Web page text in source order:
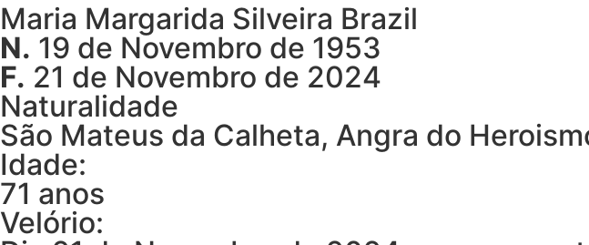
Maria Margarida Silveira Brazil
N. 19 de Novembro de 1953
F. 21 de Novembro de 2024
Naturalidade
São Mateus da Calheta, Angra do
Idade:
71 anos
Velório: